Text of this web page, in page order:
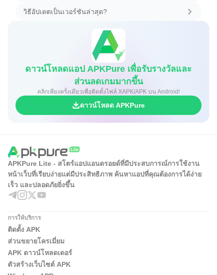
วิธีอัปเดตเป็นเวอร์ชันล่าสุด?
ดาวน์โหลดแอป APKPure เพื่อรับรางวัลและ
ส่วนลดเกมมากขึ้น
คลิกเพียงครั้งเดียวเพื่อติดตั้งไฟล์ XAPK/APK บน Android!
ดาวน์โหลด APKPure
APKPure Lite - สโตร์แอปแอนดรอยด์ที่มีประสบการณ์การใช้งาน
หน้าเว็บที่เรียบง่ายแต่มีประสิทธิภาพ ค้นหาแอปที่คุณต้องการได้ง่าย
เร็ว และปลอดภัยยิ่งขึ้น
การให้บริการ
ติดตั้ง APK
ส่วนขยายโครเมี่ยม
APK ดาวน์โหลดเดอร์
ตัวสร้างเว็บไซต์ APK